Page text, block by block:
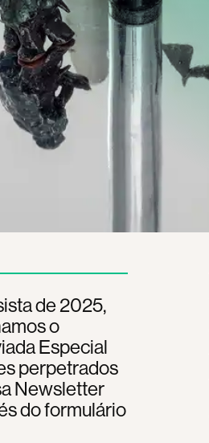
de 2025,
o
Especial
perpetrados
Newsletter
do formulário